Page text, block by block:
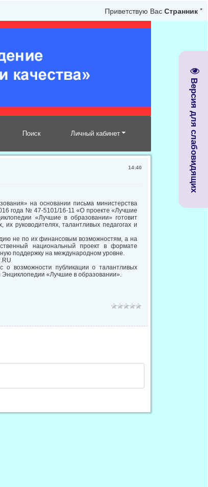
Версия для слабовидящих
Приветствую Вас Странник *
Поиск Личный кабинет
14:40
на основании письма министерства
года № 47-5101/16-11 «О проекте «Лучшие
«Лучшие в образовании» готовит
руководителях, талантливых педагогах и
не по их финансовым возможностям, а на
национальный проект в формате
поддержку на международном уровне.
возможности публикации о талантливых
«Лучшие в образовании».